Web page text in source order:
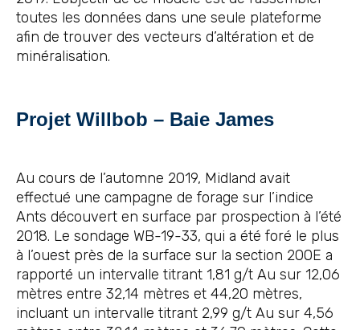
toutes les données dans une seule plateforme
afin de trouver des vecteurs d’altération et de
minéralisation.
Projet Willbob – Baie James
Au cours de l’automne 2019, Midland avait
effectué une campagne de forage sur l’indice
Ants découvert en surface par prospection à l’été
2018. Le sondage WB-19-33, qui a été foré le plus
à l’ouest près de la surface sur la section 200E a
rapporté un intervalle titrant 1,81 g/t Au sur 12,06
mètres entre 32,14 mètres et 44,20 mètres,
incluant un intervalle titrant 2,99 g/t Au sur 4,56